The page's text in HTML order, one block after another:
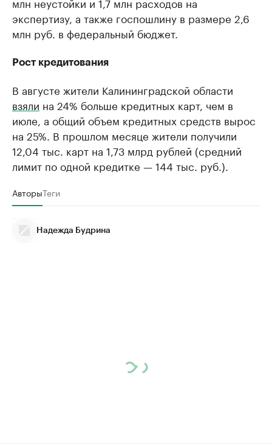
экспертизу, а также госпошлину в размере 2,6
млн руб. в федеральный бюджет.
Рост кредитования
В августе жители Калининградской области
взяли на 24% больше кредитных карт, чем в
июле, а общий объем кредитных средств вырос
на 25%. В прошлом месяце жители получили
12,04 тыс. карт на 1,73 млрд рублей (средний
лимит по одной кредитке — 144 тыс. руб.).
АвторыТеги
Надежда Будрина